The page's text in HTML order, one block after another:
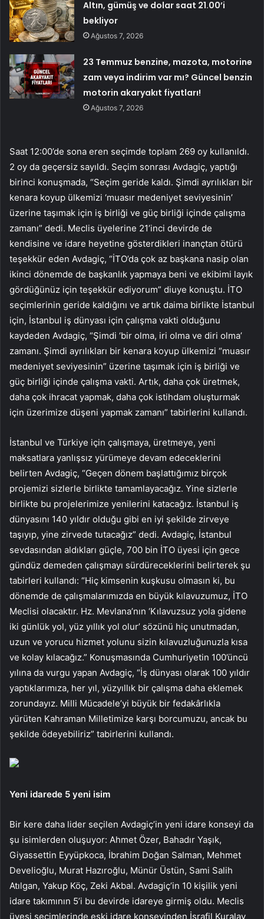
Altın, gümüş ve dolar saat 21.00’i
bekliyor
Ağustos 7, 2026
23 Temmuz benzine, mazota, motorine
zam veya indirim var mı? Güncel benzin
motorin akaryakıt fiyatları!
Ağustos 7, 2026
Saat 12:00’de sona eren seçimde toplam 269 oy kullanıldı.
2 oy da geçersiz sayıldı. Seçim sonrası Avdagiç, yaptığı
birinci konuşmada, “Seçim geride kaldı. Şimdi ayrılıkları bir
kenara koyup ülkemizi ‘muasır medeniyet seviyesinin’
üzerine taşımak için iş birliği ve güç birliği içinde çalışma
zamanı” dedi. Meclis üyelerine 21’inci devirde de
kendisine ve idare heyetine gösterdikleri inançtan ötürü
teşekkür eden Avdagiç, “İTO’da çok az başkana nasip olan
ikinci dönemde de başkanlık yapmaya beni ve ekibimi layık
gördüğünüz için teşekkür ediyorum” diuye konuştu. İTO
seçimlerinin geride kaldığını ve artık daima birlikte İstanbul
için, İstanbul iş dünyası için çalışma vakti olduğunu
kaydeden Avdagiç, “Şimdi ‘bir olma, iri olma ve diri olma’
zamanı. Şimdi ayrılıkları bir kenara koyup ülkemizi “muasır
medeniyet seviyesinin” üzerine taşımak için iş birliği ve
güç birliği içinde çalışma vakti. Artık, daha çok üretmek,
daha çok ihracat yapmak, daha çok istihdam oluşturmak
için üzerimize düşeni yapmak zamanı” tabirlerini kullandı.
İstanbul ve Türkiye için çalışmaya, üretmeye, yeni
maksatlara yanlışsız yürümeye devam edeceklerini
belirten Avdagiç, “Geçen dönem başlattığımız birçok
projemizi sizlerle birlikte tamamlayacağız. Yine sizlerle
birlikte bu projelerimize yenilerini katacağız. İstanbul iş
dünyasını 140 yıldır olduğu gibi en iyi şekilde zirveye
taşıyıp, yine zirvede tutacağız” dedi. Avdagiç, İstanbul
sevdasından aldıkları güçle, 700 bin İTO üyesi için gece
gündüz demeden çalışmayı sürdüreceklerini belirterek şu
tabirleri kullandı: “Hiç kimsenin kuşkusu olmasın ki, bu
dönemde de çalışmalarımızda en büyük kılavuzumuz, İTO
Meclisi olacaktır. Hz. Mevlana’nın ‘Kılavuzsuz yola gidene
iki günlük yol, yüz yıllık yol olur’ sözünü hiç unutmadan,
uzun ve yorucu hizmet yolunu sizin kılavuzluğunuzla kısa
ve kolay kılacağız.” Konuşmasında Cumhuriyetin 100’üncü
yılına da vurgu yapan Avdagiç, “İş dünyası olarak 100 yıldır
yaptıklarımıza, her yıl, yüzyıllık bir çalışma daha eklemek
zorundayız. Milli Mücadele’yi büyük bir fedakârlıkla
yürüten Kahraman Milletimize karşı borcumuzu, ancak bu
şekilde ödeyebiliriz” tabirlerini kullandı.
Yeni idarede 5 yeni isim
Bir kere daha lider seçilen Avdagiç’in yeni idare konseyi da
şu isimlerden oluşuyor: Ahmet Özer, Bahadır Yaşık,
Giyassettin Eyyüpkoca, İbrahim Doğan Salman, Mehmet
Develioğlu, Murat Hazıroğlu, Münür Üstün, Sami Salih
Atılgan, Yakup Köç, Zeki Akbal. Avdagiç’in 10 kişilik yeni
idare takımının 5’i bu devirde idareye girmiş oldu. Meclis
üyesi seçimlerinde eski idare konseyinden İsrafil Kuralay